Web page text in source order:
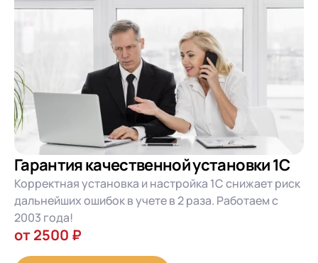
Гарантия качественной установки 1С
Корректная установка и настройка 1С снижает риск
дальнейших ошибок в учете в 2 раза. Работаем с
2003 года!
от 2500 ₽